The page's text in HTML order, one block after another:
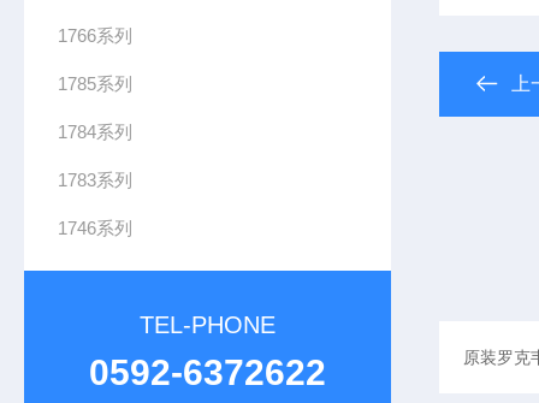
1766系列
1785系列
1784系列
1783系列
1746系列
TEL-PHONE
0592-6372622